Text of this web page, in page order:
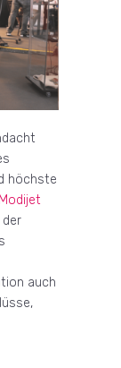
höchste
der
auch